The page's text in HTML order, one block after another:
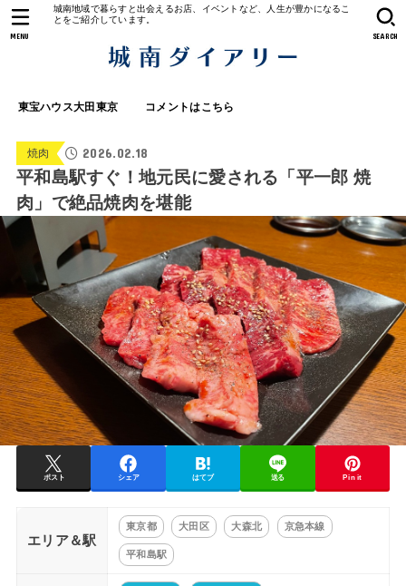
城南地域で暮らすと出会えるお店、イベントなど、人生が豊かになるこ
とをご紹介しています。
東宝ハウス大田東京 コメントはこちら
SEARCH
MENU
焼肉 2026.02.18
平和島駅すぐ！地元民に愛される「平一郎 焼
肉」で絶品焼肉を堪能
ポスト シェア はてブ 送る Pin it
エリア＆駅
東京都 大田区 大森北 京急本線
平和島駅